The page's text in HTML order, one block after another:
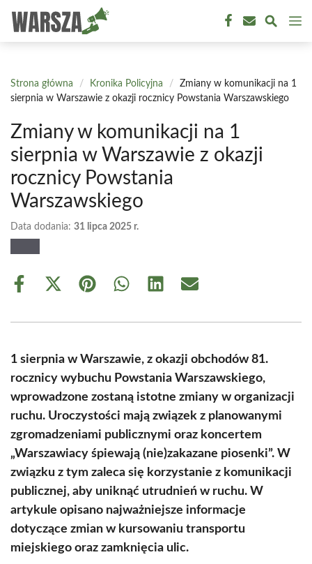
treści
Strona główna / Kronika Policyjna /
Zmiany w komunikacji na 1
sierpnia w Warszawie z okazji rocznicy Powstania Warszawskiego
Zmiany w komunikacji na 1
sierpnia w Warszawie z okazji
rocznicy Powstania
Warszawskiego
Data dodania: 31 lipca 2025 r.
Share
Share
(Twitter)
Share Share Share Share
1 sierpnia w Warszawie, z okazji obchodów 81.
rocznicy wybuchu Powstania Warszawskiego,
wprowadzone zostaną istotne zmiany w organizacji
ruchu. Uroczystości mają związek z planowanymi
zgromadzeniami publicznymi oraz koncertem
„Warszawiacy śpiewają (nie)zakazane piosenki”. W
związku z tym zaleca się korzystanie z komunikacji
publicznej, aby uniknąć utrudnień w ruchu. W
artykule opisano najważniejsze informacje
dotyczące zmian w kursowaniu transportu
miejskiego oraz zamknięcia ulic.